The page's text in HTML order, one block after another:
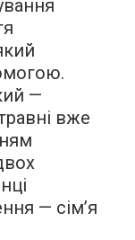
—
вже
— сім’я